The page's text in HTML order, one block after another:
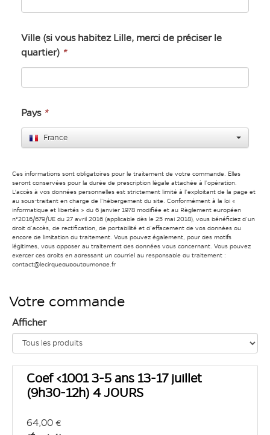
Ville (si vous habitez Lille, merci de préciser le
quartier) *
Pays *
France
Ces informations sont obligatoires pour le traitement de votre commande. Elles
seront conservées pour la durée de prescription légale attachée à l’opération.
L'accès à vos données personnelles est strictement limité à l’exploitant de la page et
au sous-traitant en charge de l’hébergement du site. Conformément à la loi «
informatique et libertés » du 6 janvier 1978 modifiée et au Règlement européen
n°2016/679/UE du 27 avril 2016 (applicable dès le 25 mai 2018), vous bénéficiez d’un
droit d’accès, de rectification, de portabilité et d’effacement de vos données ou
encore de limitation du traitement. Vous pouvez également, pour des motifs
légitimes, vous opposer au traitement des données vous concernant. Vous pouvez
exercer ces droits en adressant un courriel au responsable du traitement :
contact@lecirqueduboutdumonde.fr
Votre commande
Afficher
Coef <1001 3-5 ans 13-17 juillet
(9h30-12h) 4 JOURS
64,00 €